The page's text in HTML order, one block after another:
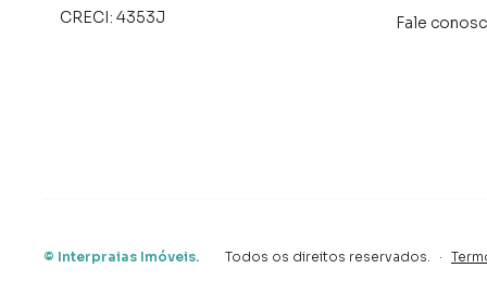
caráter ilustrativo e que a aquisição de
CRECI: 4353J Fale
© Interpraias Imóveis. Todos os direitos reservados. ·